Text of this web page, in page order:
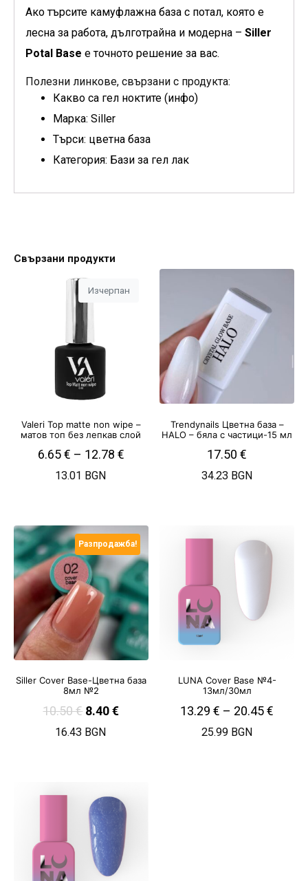
Ако търсите камуфлажна база с потал, която е
лесна за работа, дълготрайна и модерна – Siller
Potal Base е точното решение за вас.
Полезни линкове, свързани с продукта:
Какво са гел ноктите (инфо)
Марка: Siller
Търси: цветна база
Категория: Бази за гел лак
Свързани продукти
Изчерпан
Valeri Top matte non wipe –
матов топ без лепкав слой
6.65€ – 12.78 €
13.01 BGN
Trendynails Цветна база –
HALO – бяла с частици-15 мл
17.50€
34.23 BGN
Разпродажба!
Siller Cover Base-Цветна база
8мл №2
10.50€ 8.40€
16.43 BGN
LUNA Cover Base №4-
13мл/30мл
13.29€ – 20.45€
25.99 BGN